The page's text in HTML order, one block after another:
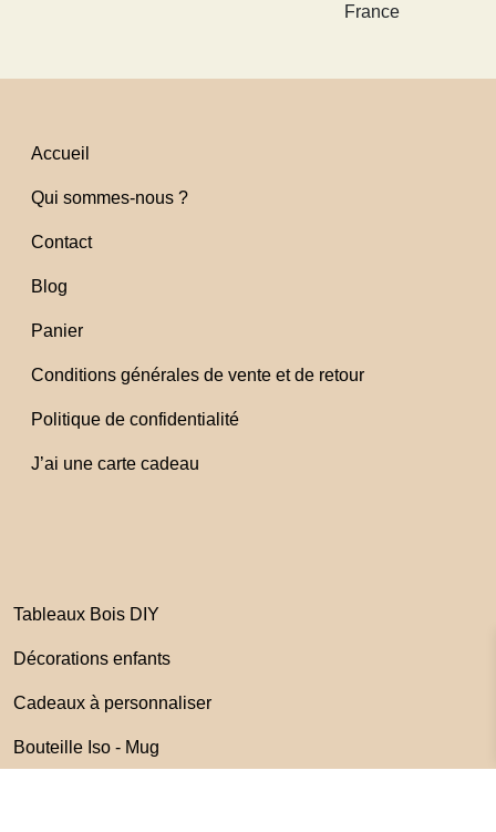
France
Accueil
Qui sommes-nous ?
Contact
Blog
Panier
Conditions générales de vente et de retour
Politique de confidentialité
J’ai une carte cadeau
Tableaux Bois DIY
Décorations enfants
Cadeaux à personnaliser
Bouteille Iso - Mug